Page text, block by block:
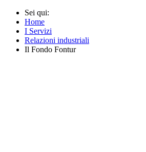
Sei qui:
Home
I Servizi
Relazioni industriali
Il Fondo Fontur